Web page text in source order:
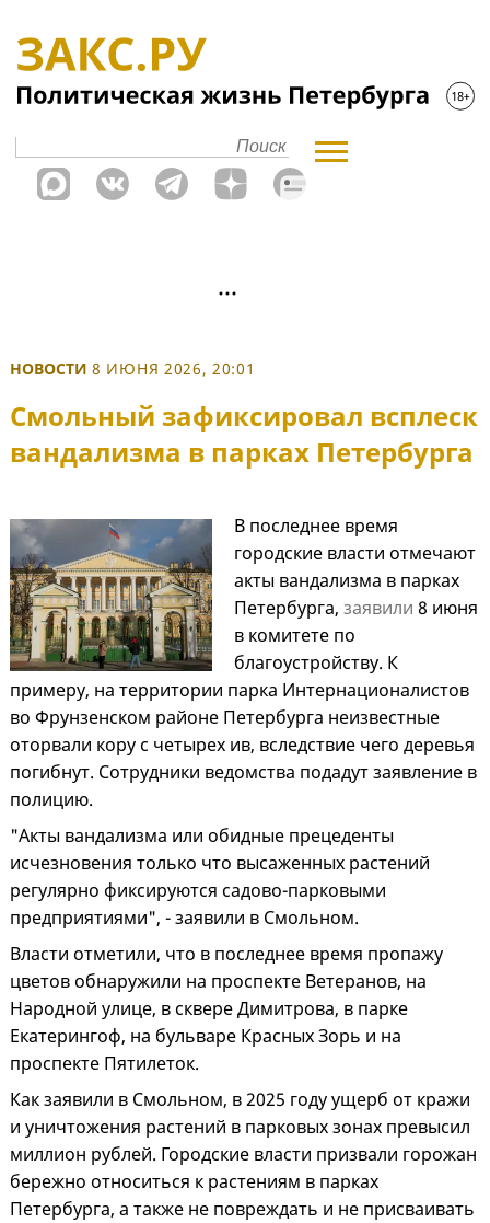
НОВОСТИ 8 ИЮНЯ 2026, 20:01
Смольный зафиксировал всплеск
вандализма в парках Петербурга
В последнее время
городские власти отмечают
акты вандализма в парках
Петербурга, заявили 8 июня
в комитете по
благоустройству. К
примеру, на территории парка Интернационалистов
во Фрунзенском районе Петербурга неизвестные
оторвали кору с четырех ив, вследствие чего деревья
погибнут. Сотрудники ведомства подадут заявление в
полицию.
"Акты вандализма или обидные прецеденты
исчезновения только что высаженных растений
регулярно фиксируются садово-парковыми
предприятиями", - заявили в Смольном.
Власти отметили, что в последнее время пропажу
цветов обнаружили на проспекте Ветеранов, на
Народной улице, в сквере Димитрова, в парке
Екатерингоф, на бульваре Красных Зорь и на
проспекте Пятилеток.
Как заявили в Смольном, в 2025 году ущерб от кражи
и уничтожения растений в парковых зонах превысил
миллион рублей. Городские власти призвали горожан
бережно относиться к растениям в парках
Петербурга, а также не повреждать и не присваивать